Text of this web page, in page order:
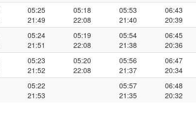
05:25
21:49
05:18
22:08
05:53
21:40
06:43
20:39
05:24
21:51
05:19
22:08
05:54
21:38
06:45
20:36
05:23
21:52
05:20
22:08
05:56
21:37
06:47
20:34
05:22
21:53
05:57
21:35
06:48
20:32